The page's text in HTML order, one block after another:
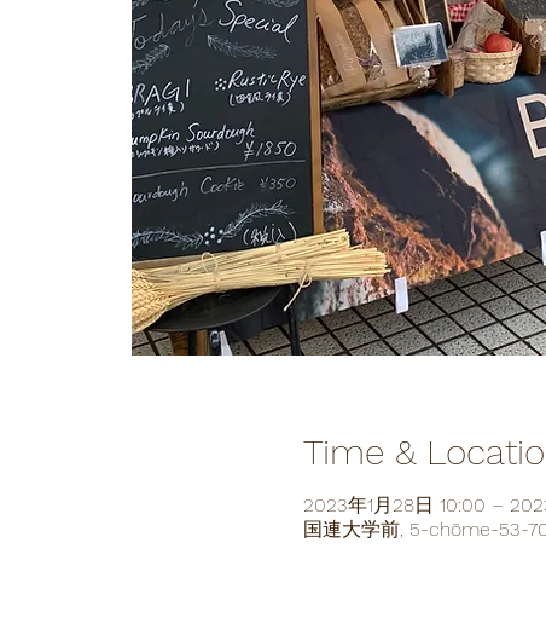
Time &
2023年1月28日 10:00 –
国連大学前, 5-chōme-53-